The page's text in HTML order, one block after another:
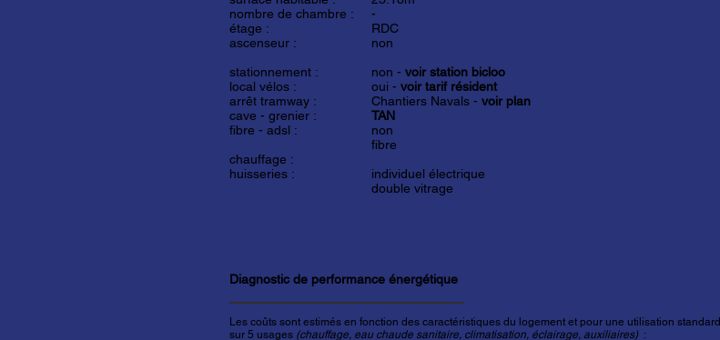
nombre de chambre :
étage :
ascenseur :
stationnement :
local vélos :
arrêt tramway :
cave - grenier :
fibre - adsl :
chauffage :
huisseries :
-
RDC
non
non - voir station bicloo
oui - voir tarif résident
Chantiers Navals - voir plan
TAN
non
fibre
individuel électrique
double vitrage
Diagnostic de performance énergétique
Les coûts sont estimés en fonction des caractéristiques du logement et pour une utilisation standard
sur 5 usages (chauffage, eau chaude sanitaire, climatisation, éclairage, auxiliaires) :